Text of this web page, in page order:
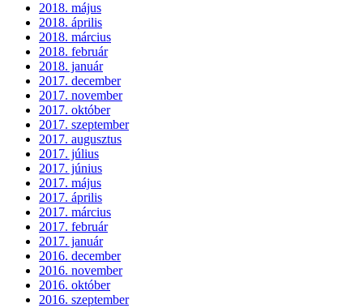
2018. május
2018. április
2018. március
2018. február
2018. január
2017. december
2017. november
2017. október
2017. szeptember
2017. augusztus
2017. július
2017. június
2017. május
2017. április
2017. március
2017. február
2017. január
2016. december
2016. november
2016. október
2016. szeptember